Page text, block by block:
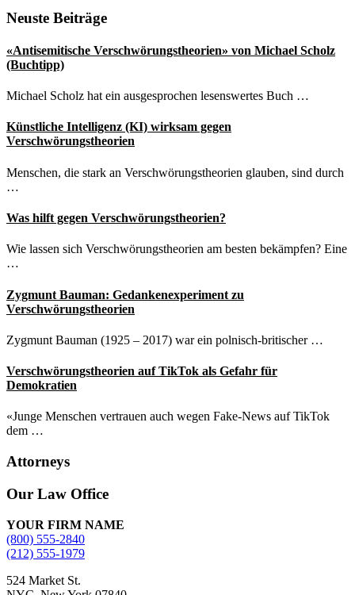
gegen
Verschwörungstheorien
zum
Coronavirus
Seitenspalte
Neuste Beiträge
«Antisemitische Verschwörungstheorien» von Michael Scholz
(Buchtipp)
Michael Scholz hat ein ausgesprochen lesenswertes Buch …
Künstliche Intelligenz (KI) wirksam gegen
Verschwörungstheorien
Menschen, die stark an Verschwörungstheorien glauben, sind durch
…
Was hilft gegen Verschwörungstheorien?
Wie lassen sich Verschwörungstheorien am besten bekämpfen? Eine
…
Zygmunt Bauman: Gedankenexperiment zu
Verschwörungstheorien
Zygmunt Bauman (1925 – 2017) war ein polnisch-britischer …
Verschwörungstheorien auf TikTok als Gefahr für
Demokratien
«Junge Menschen vertrauen auch wegen Fake-News auf TikTok
dem …
Attorneys
Site
Footer
Our Law Office
YOUR FIRM NAME
(800) 555-2840
(212) 555-1979
524 Market St.